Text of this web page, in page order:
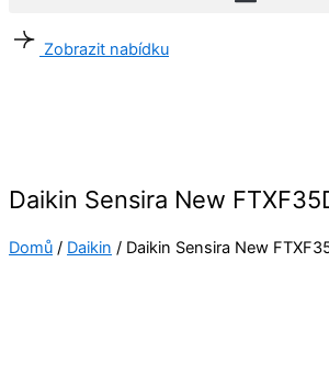
Zobrazit nabídku
Daikin Sensira New
Domů / Daikin / Daikin Sensira New